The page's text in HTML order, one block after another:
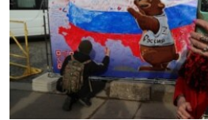
ᲡᲢᲣᲓᲘᲐ ᲕᲐᲨᲘᲜᲒᲢᲝᲜᲘ
ᲔᲙᲝᲜᲝᲛᲘᲙᲐ
ᲯᲐᲜᲛᲠᲗᲔᲚᲝᲑᲐ
ᲛᲔᲪᲜᲘᲔᲠᲔᲑᲐ
ᲘᲜᲢᲔᲠᲕᲘᲣ
Learning English
ᲗᲕᲐᲚᲘ ᲒᲕᲐᲓᲔᲕᲜᲔᲗ